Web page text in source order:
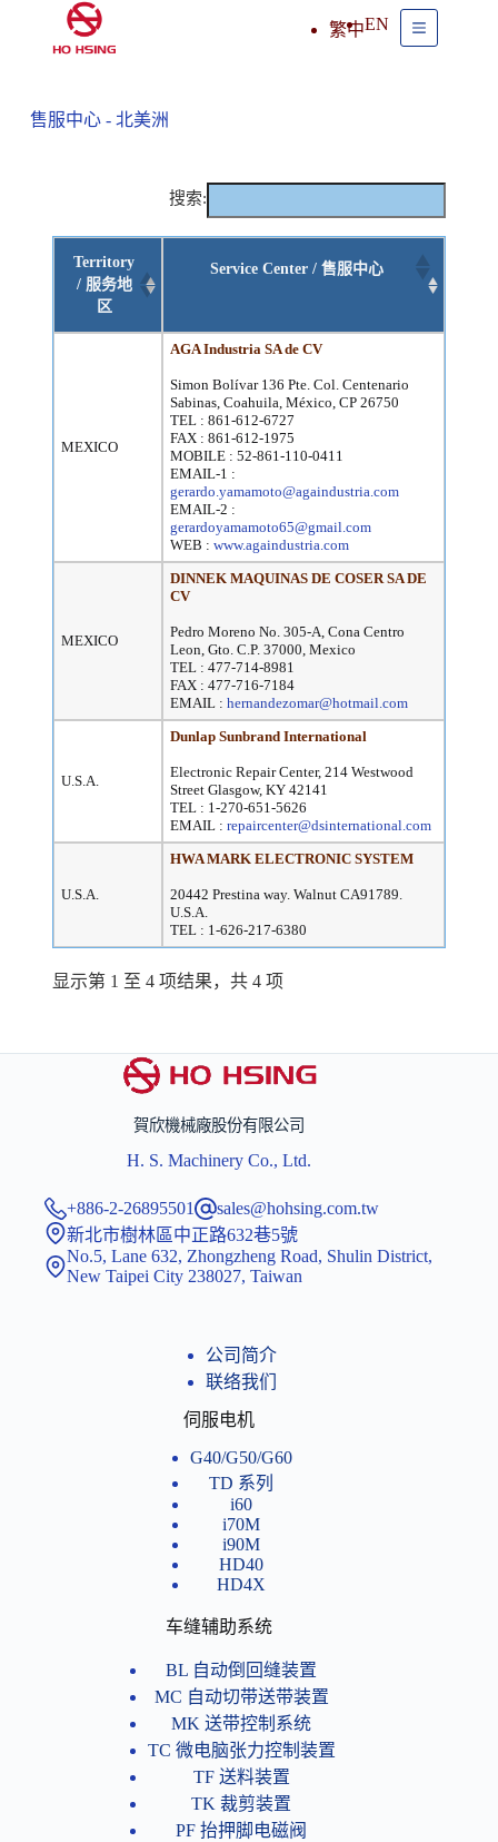
繁中EN
售服中心 - 北美洲
搜索:
Territory
/ 服务地
区
Service Center / 售服中心
MEXICO
AGA Industria SA de CV
Simon Bolívar 136 Pte. Col. Centenario
Sabinas, Coahuila, México, CP 26750
TEL : 861-612-6727
FAX : 861-612-1975
MOBILE : 52-861-110-0411
EMAIL-1 :
gerardo.yamamoto@againdustria.com
EMAIL-2 :
gerardoyamamoto65@gmail.com
WEB :www.againdustria.com
MEXICO
DINNEK MAQUINAS DE COSER SA DE
CV
Pedro Moreno No. 305-A, Cona Centro
Leon, Gto. C.P. 37000, Mexico
TEL : 477-714-8981
FAX : 477-716-7184
EMAIL :hernandezomar@hotmail.com
U.S.A.
Dunlap Sunbrand International
Electronic Repair Center, 214 Westwood
Street Glasgow, KY 42141
TEL : 1-270-651-5626
EMAIL :repaircenter@dsinternational.com
U.S.A.
HWA MARK ELECTRONIC SYSTEM
20442 Prestina way. Walnut CA91789.
U.S.A.
TEL : 1-626-217-6380
显示第 1 至 4 项结果，共 4 项
賀欣機械廠股份有限公司
H. S. Machinery Co., Ltd.
+886-2-26895501
sales@hohsing.com.tw
新北市樹林區中正路632巷5號
No.5, Lane 632, Zhongzheng Road, Shulin District,
New Taipei City 238027, Taiwan
公司简介
联络我们
伺服电机
G40/G50/G60
TD 系列
i60
i70M
i90M
HD40
HD4X
车缝辅助系统
BL 自动倒回缝装置
MC 自动切带送带装置
MK 送带控制系统
TC 微电脑张力控制装置
TF 送料装置
TK 裁剪装置
PF 抬押脚电磁阀